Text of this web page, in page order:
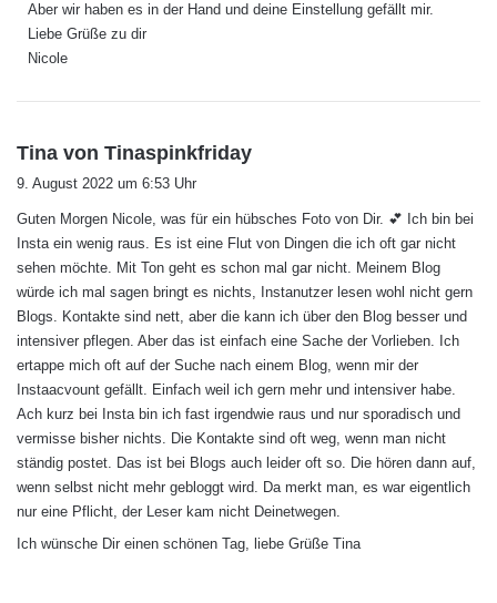
Aber wir haben es in der Hand und deine Einstellung gefällt mir.
Liebe Grüße zu dir
Nicole
Tina von Tinaspinkfriday
t
9. August 2022 um 6:53 Uhr
Guten Morgen Nicole, was für ein hübsches Foto von Dir. 💕 Ich bin bei
Insta ein wenig raus. Es ist eine Flut von Dingen die ich oft gar nicht
sehen möchte. Mit Ton geht es schon mal gar nicht. Meinem Blog
würde ich mal sagen bringt es nichts, Instanutzer lesen wohl nicht gern
Blogs. Kontakte sind nett, aber die kann ich über den Blog besser und
intensiver pflegen. Aber das ist einfach eine Sache der Vorlieben. Ich
ertappe mich oft auf der Suche nach einem Blog, wenn mir der
Instaacvount gefällt. Einfach weil ich gern mehr und intensiver habe.
Ach kurz bei Insta bin ich fast irgendwie raus und nur sporadisch und
vermisse bisher nichts. Die Kontakte sind oft weg, wenn man nicht
ständig postet. Das ist bei Blogs auch leider oft so. Die hören dann auf,
wenn selbst nicht mehr gebloggt wird. Da merkt man, es war eigentlich
nur eine Pflicht, der Leser kam nicht Deinetwegen.
Ich wünsche Dir einen schönen Tag, liebe Grüße Tina